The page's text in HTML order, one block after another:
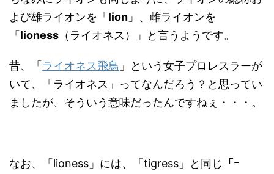
よび雄ライオンを「 lion 」、雌ライオンを
「 lioness （ライオネス）」と言うようです。
昔、「 ライオネス飛鳥 」という女子プロレスラーが
いて、「ライオネス」ってなんだろう？と思ってい
ましたが、そういう意味だったんですねぇ・・・。
なお、「lioness」には、「tigress」と同じ 「ｰ